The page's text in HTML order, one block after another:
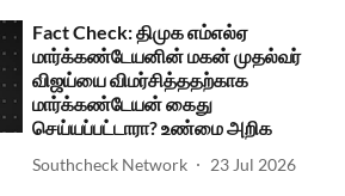
Fact Check: திமுக எம்எல்ஏ
மார்க்கண்டேயனின் மகன் முதல்வர்
விஜய்யை விமர்சித்ததற்காக
மார்க்கண்டேயன் கைது
செய்யப்பட்டாரா? உண்மை அறிக
Southcheck Network 23 Jul 2026